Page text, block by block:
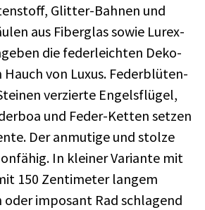
Glitter-Bahnen und
aus Fiberglas sowie Lurex-
die federleichten Deko-
von Luxus. Federblüten-
verzierte Engelsflügel,
und Feder-Ketten setzen
Der anmutige und stolze
In kleiner Variante mit
150 Zentimeter langem
oder imposant Rad schlagend